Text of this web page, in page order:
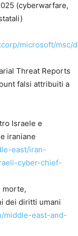
(cyberwarfare,
microsoft/
Threat Reports
falsi attribuiti a
Israele e
iraniane
east/iran-
cyber-chief-
morte,
dei diritti umani
middle-east-and-